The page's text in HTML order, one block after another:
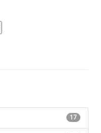
17